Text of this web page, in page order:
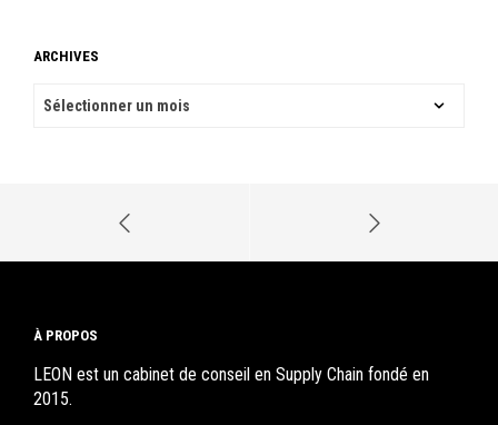
ARCHIVES
ARCHIVES
À PROPOS
LEON est un cabinet de conseil en Supply Chain fondé en
2015.